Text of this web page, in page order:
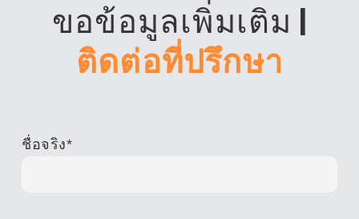
ขอข้อมูลเพิ่มเติม |
ติดต่อที่ปรึกษา
ชื่อจริง*